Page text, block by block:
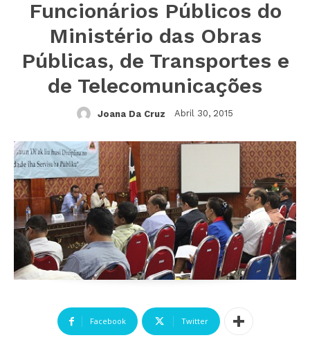
Funcionários Públicos do
Ministério das Obras
Públicas, de Transportes e
de Telecomunicações
Joana Da Cruz Abril 30, 2015
Facebook Twitter